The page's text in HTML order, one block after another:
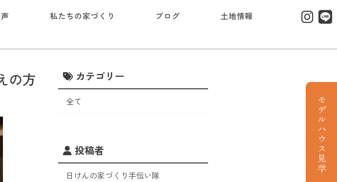
私たちの家づくり ブログ 土地情報
の方
カテゴリー
全て
投稿者
日けんの家づくり手伝い隊
モデルハウス見学